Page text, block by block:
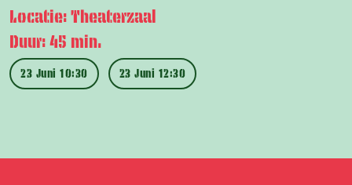
Locatie: Theaterzaal
Duur: 45 min.
23 Juni 10:30 23 Juni 12:30